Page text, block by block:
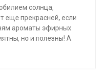
солнца,
еще прекрасней, если
ароматы эфирных
но и полезны! А